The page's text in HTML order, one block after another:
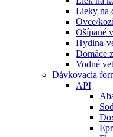
Lieky na
Ovce/
Ošípané
Hydina-
Domáce
Vodné
Dávkovacia
API